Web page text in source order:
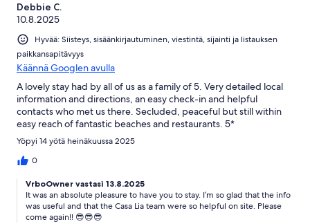
Debbie C.
10.8.2025
Hyvää: Siisteys, sisäänkirjautuminen, viestintä, sijainti ja listauksen
paikkansapitävyys
Käännä Googlen avulla
A lovely stay had by all of us as a family of 5. Very detailed local
information and directions, an easy check-in and helpful
contacts who met us there. Secluded, peaceful but still within
easy reach of fantastic beaches and restaurants. 5*
Yöpyi 14 yötä heinäkuussa 2025
0
VrboOwner vastasi 13.8.2025
It was an absolute pleasure to have you to stay. I’m so glad that the info
was useful and that the Casa Lia team were so helpful on site. Please
come again!! 😎😎😎